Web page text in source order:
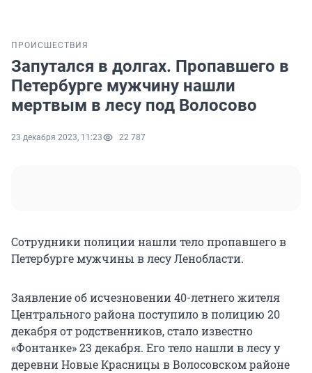
ПРОИСШЕСТВИЯ
Запутался в долгах. Пропавшего в
Петербурге мужчину нашли
мертвым в лесу под Волосово
23 декабря 2023, 11:23 22 787
Сотрудники полиции нашли тело пропавшего в
Петербурге мужчины в лесу Ленобласти.
Заявление об исчезновении 40-летнего жителя
Центрального района поступило в полицию 20
декабря от родственников, стало известно
«Фонтанке» 23 декабря. Его тело нашли в лесу у
деревни Новые Красницы в Волосовском районе